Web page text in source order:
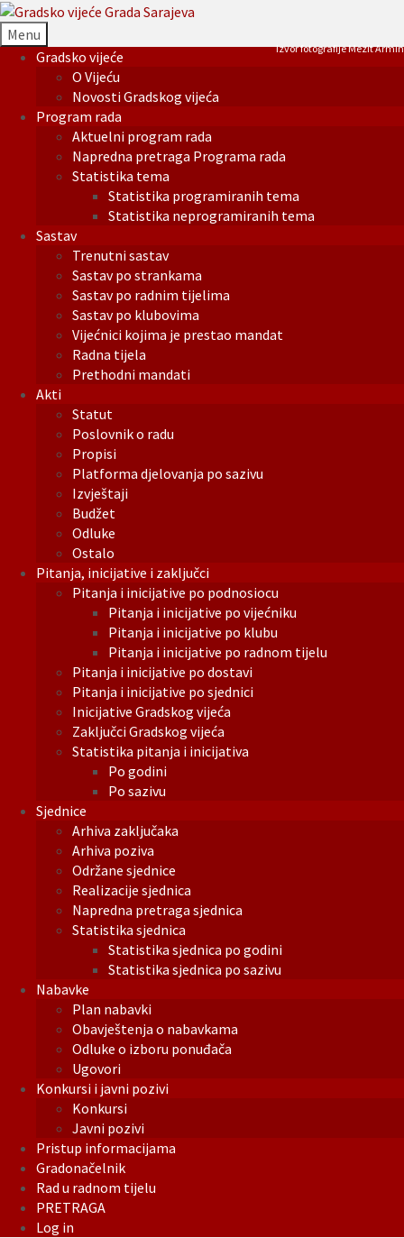
Menu
Gradsko vijeće
O Vijeću
Novosti Gradskog vijeća
Program rada
Aktuelni program rada
Napredna pretraga Programa rada
Statistika tema
Statistika programiranih tema
Statistika neprogramiranih tema
Sastav
Trenutni sastav
Sastav po strankama
Sastav po radnim tijelima
Sastav po klubovima
Vijećnici kojima je prestao mandat
Radna tijela
Prethodni mandati
Akti
Statut
Poslovnik o radu
Propisi
Platforma djelovanja po sazivu
Izvještaji
Budžet
Odluke
Ostalo
Pitanja, inicijative i zaključci
Pitanja i inicijative po podnosiocu
Pitanja i inicijative po vijećniku
Pitanja i inicijative po klubu
Pitanja i inicijative po radnom tijelu
Pitanja i inicijative po dostavi
Pitanja i inicijative po sjednici
Inicijative Gradskog vijeća
Zaključci Gradskog vijeća
Statistika pitanja i inicijativa
Po godini
Po sazivu
Sjednice
Arhiva zaključaka
Arhiva poziva
Održane sjednice
Realizacije sjednica
Napredna pretraga sjednica
Statistika sjednica
Statistika sjednica po godini
Statistika sjednica po sazivu
Nabavke
Plan nabavki
Obavještenja o nabavkama
Odluke o izboru ponuđača
Ugovori
Konkursi i javni pozivi
Konkursi
Javni pozivi
Pristup informacijama
Gradonačelnik
Rad u radnom tijelu
PRETRAGA
Log in
Izvor fotografije Mezit Armin